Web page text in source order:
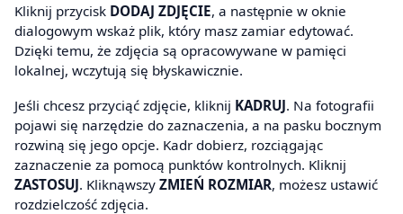
Kliknij przycisk DODAJ ZDJĘCIE, a następnie w oknie
dialogowym wskaż plik, który masz zamiar edytować.
Dzięki temu, że zdjęcia są opracowywane w pamięci
lokalnej, wczytują się błyskawicznie.
Jeśli chcesz przyciąć zdjęcie, kliknij KADRUJ. Na fotografii
pojawi się narzędzie do zaznaczenia, a na pasku bocznym
rozwiną się jego opcje. Kadr dobierz, rozciągając
zaznaczenie za pomocą punktów kontrolnych. Kliknij
ZASTOSUJ. Kliknąwszy ZMIEŃ ROZMIAR, możesz ustawić
rozdzielczość zdjęcia.